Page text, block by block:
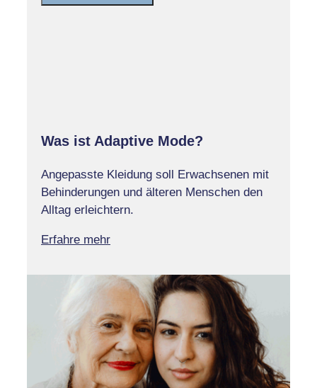
Was ist Adaptive Mode?
Angepasste Kleidung soll Erwachsenen mit
Behinderungen und älteren Menschen den
Alltag erleichtern.
Erfahre mehr